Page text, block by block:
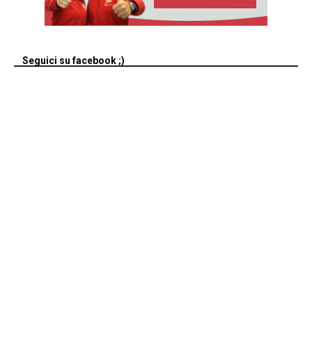
Seguici su facebook ;)